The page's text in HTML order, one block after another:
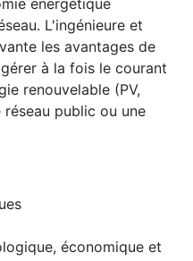
énergétique
L'ingénieure et
les avantages de
à la fois le courant
renouvelable (PV,
public ou une
économique et